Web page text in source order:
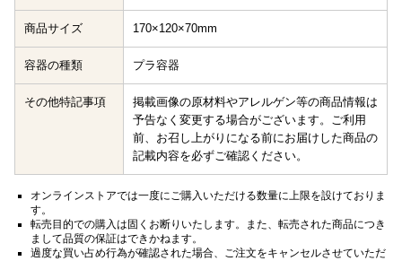
商品サイズ 170×120×70mm
容器の種類 プラ容器
その他特記事項
掲載画像の原材料やアレルゲン等の商品情報は
予告なく変更する場合がございます。ご利用
前、お召し上がりになる前にお届けした商品の
記載内容を必ずご確認ください。
オンラインストアでは一度にご購入いただける数量に上限を設けておりま
す。
転売目的での購入は固くお断りいたします。また、転売された商品につき
まして品質の保証はできかねます。
過度な買い占め行為が確認された場合、ご注文をキャンセルさせていただ